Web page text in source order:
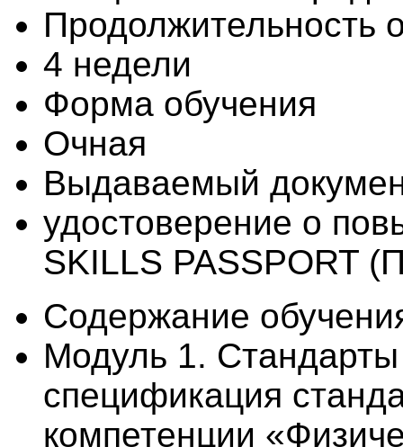
Продолжительность
4 недели
Форма обучения
Очная
Выдаваемый
удостоверение о
SKILLS PASSPORT
Содержание
Модуль 1.
спецификация
компетенции